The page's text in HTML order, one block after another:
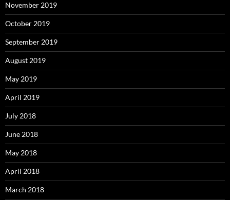
November 2019
October 2019
September 2019
August 2019
May 2019
April 2019
July 2018
June 2018
May 2018
April 2018
March 2018